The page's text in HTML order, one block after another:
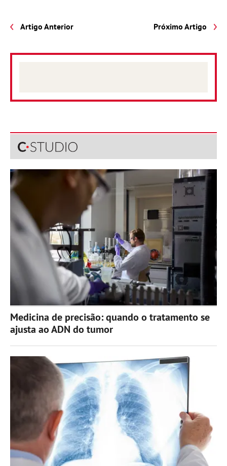
Artigo Anterior Próximo Artigo
Medicina de precisão: quando o tratamento se
ajusta ao ADN do tumor